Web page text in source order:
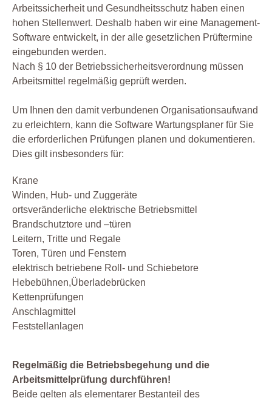
Zertifizierung
Arbeitssicherheit und Gesundheitsschutz haben einen
hohen Stellenwert. Deshalb haben wir eine Management-
Software entwickelt, in der alle gesetzlichen Prüftermine
eingebunden werden.
Nach § 10 der Betriebssicherheitsverordnung müssen
Arbeitsmittel regelmäßig geprüft werden.
Um Ihnen den damit verbundenen Organisationsaufwand
zu erleichtern, kann die Software Wartungsplaner für Sie
die erforderlichen Prüfungen planen und dokumentieren.
Dies gilt insbesonders für:
Krane
Winden, Hub- und Zuggeräte
ortsveränderliche elektrische Betriebsmittel
Brandschutztore und –türen
Leitern, Tritte und Regale
Toren, Türen und Fenstern
elektrisch betriebene Roll- und Schiebetore
Hebebühnen,Überladebrücken
Kettenprüfungen
Anschlagmittel
Feststellanlagen
Regelmäßig die Betriebsbegehung und die
Arbeitsmittelprüfung durchführen!
Beide gelten als elementarer Bestanteil des